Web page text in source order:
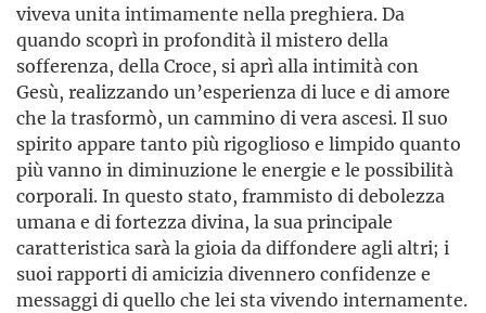
viveva unita intimamente nella preghiera. Da
quando scoprì in profondità il mistero della
sofferenza, della Croce, si aprì alla intimità con
Gesù, realizzando un’esperienza di luce e di amore
che la trasformò, un cammino di vera ascesi. Il suo
spirito appare tanto più rigoglioso e limpido quanto
più vanno in diminuzione le energie e le possibilità
corporali. In questo stato, frammisto di debolezza
umana e di fortezza divina, la sua principale
caratteristica sarà la gioia da diffondere agli altri; i
suoi rapporti di amicizia divennero confidenze e
messaggi di quello che lei sta vivendo internamente.